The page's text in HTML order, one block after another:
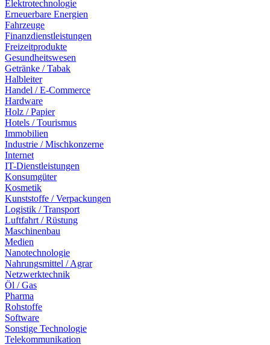
Elektrotechnologie
Erneuerbare Energien
Fahrzeuge
Finanzdienstleistungen
Freizeitprodukte
Gesundheitswesen
Getränke / Tabak
Halbleiter
Handel / E-Commerce
Hardware
Holz / Papier
Hotels / Tourismus
Immobilien
Industrie / Mischkonzerne
Internet
IT-Dienstleistungen
Konsumgüter
Kosmetik
Kunststoffe / Verpackungen
Logistik / Transport
Luftfahrt / Rüstung
Maschinenbau
Medien
Nanotechnologie
Nahrungsmittel / Agrar
Netzwerktechnik
Öl / Gas
Pharma
Rohstoffe
Software
Sonstige Technologie
Telekommunikation